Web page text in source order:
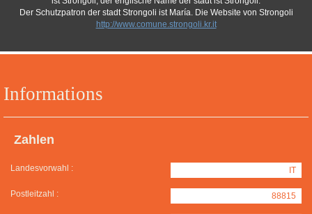
Informations
Zahlen
Landesvorwahl : IT
Postleitzahl : 88815
Der Schutzpatron der stadt Strongoli ist María. Die Website von Strongoli
http://www.comune.strongoli.kr.it